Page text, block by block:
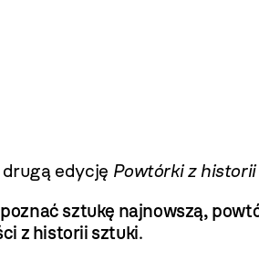
edycję Powtórki z
sztukę najnowszą,
z historii sztuki.